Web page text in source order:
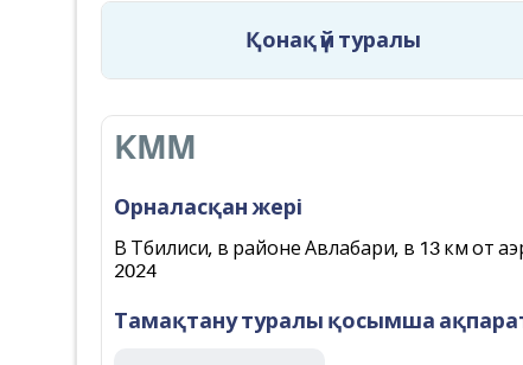
Қонақ үй туралы
KMM
Орналасқан жері
В Тбилиси, в районе Авлабари, в 13 км от
2024
Тамақтану туралы қосымша